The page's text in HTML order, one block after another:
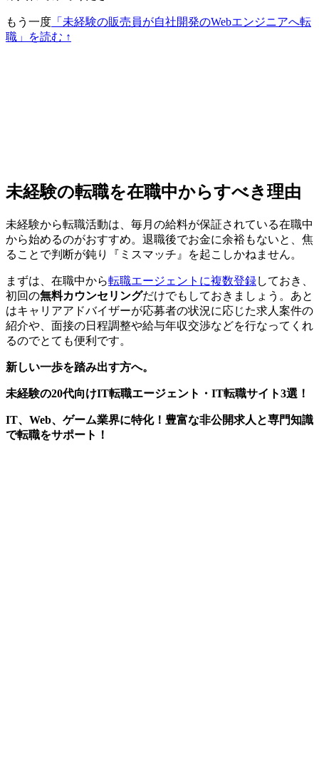
もう一度 「未経験の販売員が自社開発のWebエンジニアへ転
職」を読む ↑
未経験の転職を在職中からすべき理由
未経験から転職活動は、 毎月の給料が保証されている在職中
から始めるのがおすすめ。退職後でお金に余裕もないと、焦
ることで判断が鈍り『ミスマッチ』を起こしかねません。
まずは、在職中から転職エージェントに複数登録しておき、
初回の無料カウンセリングだけでもしておきましょう。あと
はキャリアアドバイザーが応募者の状況に応じた求人案件の
紹介や、面接の日程調整や給与年収交渉などを行なってくれ
るのでとても便利です。
新しい一歩を踏み出す方へ。
未経験の20代向けIT転職エージェント・IT転職サイト3選！
IT、Web、ゲーム業界に特化！豊富な非公開求人と専門知識
で転職をサポート！